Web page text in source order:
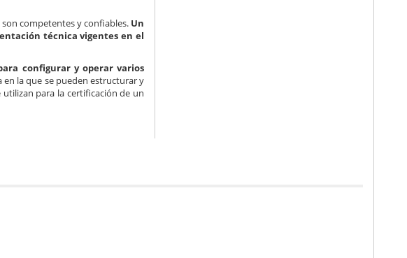
competentes y confiables. Un
técnica vigentes en el
configurar y operar varios
la que se pueden estructurar y
para la certificación de un